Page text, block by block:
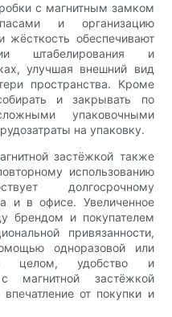
с магнитным замком
и организацию
жёсткость обеспечивают
штабелирования и
улучшая внешний вид
пространства. Кроме
и закрывать по
упаковочными
на упаковку.
застёжкой также
использованию
долгосрочному
и в офисе. Увеличенное
брендом и покупателем
привязанности,
одноразовой или
целом, удобство и
магнитной застёжкой
от покупки и